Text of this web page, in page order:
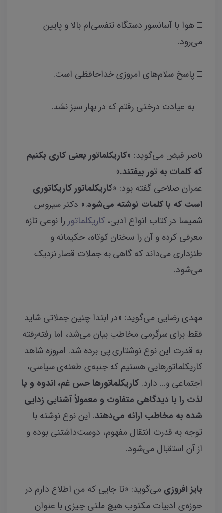
□ هوا با آسانسور دستگاه تنفسی‌ام بالا و پایین
می‌رود.
□ پاسخ سلام‌های امروزی خداحافظی است.
□ به عیادت درختی رفتم که در بهار سبز نشد.
ناصر فیض می‌گوید: «کاریکلماتور یعنی کاری بکنیم
‌که کلمات به تور بیفتند‌.»
عمران صلاحی گفته بود: «کاریکلماتور کاریکاتوری
است که با کلمات نوشته می‌شود.» دکتر سیروس
شمیسا در کتاب انواع ادبی، کاریکلماتور را نوعی تازه
معرفی کرده و آن را سخنان کوتاه، حکیمانه و
طنزداری می‌داند که گاهی به جملات قصار نزدیک
می‌شود.
مهدی رضایی می‌گوید: «در ابتدا چنین جملاتی شاید
فقط برای سرگرمی مخاطب بیان می‌شد، اما رفته‌رفته
به قدرت این نوع نوشتاری پی برده شد. امروزه شاهد
کاریکلماتورهایی هستیم که جنبه‌ی طعنه‌ی سیاسی،
اجتماعی و... دارد. کاریکلماتورها حس غم، اندوه و یا
لذت را با دیدگاهی متفاوت و معمولاً آشنایی زدایی
شده به مخاطب ارائه می‌دهند. این نوع نوشته با
توجه به قدرت انتقال مفهوم، دوست‌داشتنی بوده و
از آن استقبال می‌شود.
بایز افروزی می‌گوید: «تا جایی که من اطلاع دارم در
حوزه‌ی ادبیات مکتوب هیچ ملتی چیزی با عنوان